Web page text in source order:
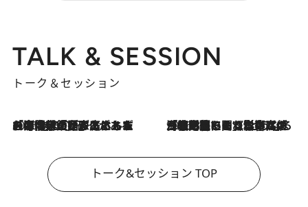
TALK & SESSION
トーク＆セッション
2026.8.3
「今後値上げがあるとすれば…」「リスクがあるのは今年の冬」エネルギー専門家が語る、ホルムズ海峡封鎖が家庭にもたらす“ある心配” 2026.8.3
「住宅建てられない…」「サーチャージ料の高値が続いている」ホルムズ海峡封鎖による影響はいつまで続く？《エネルギー専門家に聞く“どうなる日本の暮らし”》
トーク&セッション TOP